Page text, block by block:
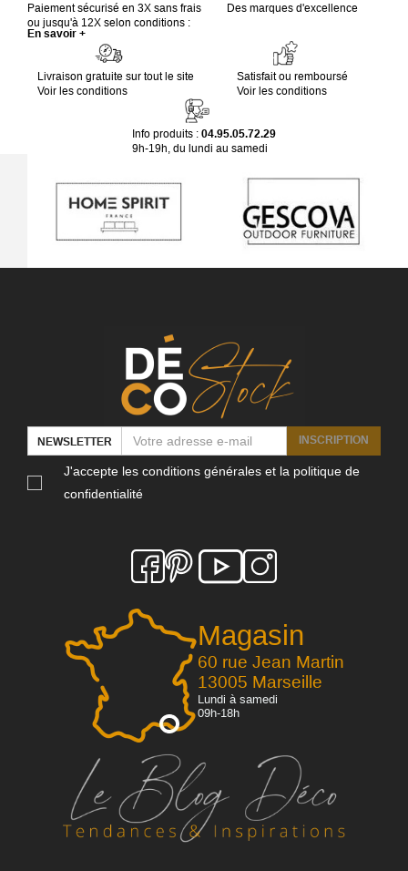
Paiement sécurisé en 3X sans frais
ou jusqu'à 12X selon conditions :
En savoir +
Des marques d'excellence
Livraison gratuite sur tout le site
Voir les conditions
Satisfait ou remboursé
Voir les conditions
Info produits : 04.95.05.72.29
9h-19h, du lundi au samedi
Magasin
60 rue Jean Martin
13005 Marseille
Lundi à samedi
09h-18h
NEWSLETTER INSCRIPTION
J'accepte les conditions générales et la politique de
confidentialité